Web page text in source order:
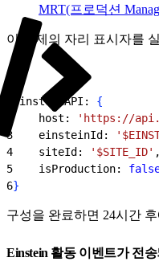
MRT(프로덕션
이 예제의 자리 표시자를
einsteinAPI: {
    host:
'https://
3
    einsteinId:
4
    siteId:
'$SITE_ID' ,
5
    isProduction:
6}
구성을 완료하면 24시간
Einstein 활동 이벤트가 전